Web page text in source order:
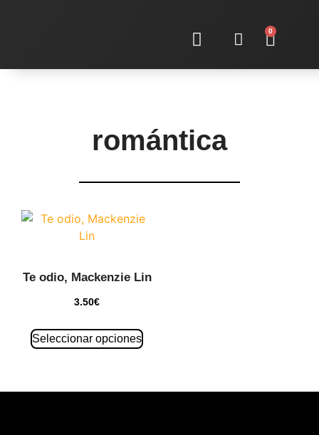
0
romántica
Te odio, Mackenzie Lin
3.50€
Seleccionar opciones